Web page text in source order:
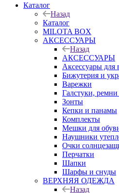
Каталог
Назад
Каталог
MILOTA BOX
АКСЕССУАРЫ
Назад
АКСЕССУАРЫ
Аксессуары для
Бижутерия и
Варежки
Галстуки,
Зонты
Кепки и панамы
Комплекты
Мешки для
Наушники
Очки
Перчатки
Шапки
Шарфы и снуды
ВЕРХНЯЯ ОДЕЖДА
Назад